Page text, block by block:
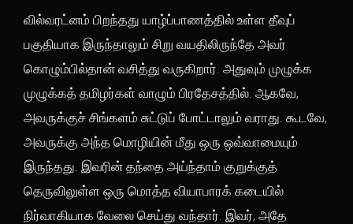
வில்வரட்னம் பிறந்தது யாழ்ப்பாணத்தில் உள்ள தீவுப்
பகுதியாக இருந்தாலும் சிறு வயதிலிருந்தே அவர்
கொழும்பில்தான் வசித்து வருகிறார். அதுவும் முழுக்க
முழுக்கத் தமிழர்கள் வாழும் பிரதேசத்தில். ஆகவே,
அவருக்குச் சிங்களம் சுட்டுப் போட்டாலும் வராது. கூடவே,
அவருக்கு அந்த மொழியின் மீது ஒரு ஒவ்வாமையும்
இருந்தது. இவரின் தந்தை அய்ந்தாம் குறுக்குத்
தெருவிலுள்ள ஒரு மொத்த வியாபாரக் கடையில்
நிர்வாகியாக வேலை செய்து வந்தார். இவர், அதே